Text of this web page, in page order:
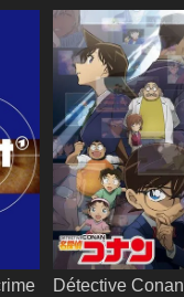
Détective Conan